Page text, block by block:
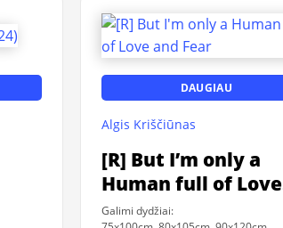
DAUGIAU
Algis Kriščiūnas
[R] But I’m only a
Human full of Love
and Fear
Galimi dydžiai: